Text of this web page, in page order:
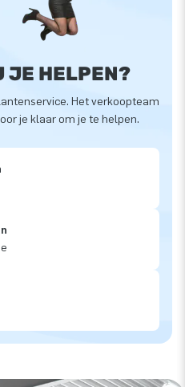
JE HELPEN?
Het verkoopteam
je klaar om je te helpen.